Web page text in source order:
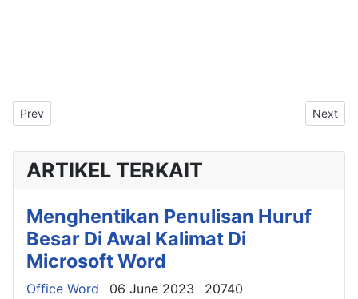
Previous article: Membuat Flowchart (Bagan Alir) Di Microsoft
Prev Next
Next
ARTIKEL TERKAIT
Menghentikan Penulisan Huruf
Besar Di Awal Kalimat Di
Microsoft Word
Details
Office Word 06 June 2023 20740